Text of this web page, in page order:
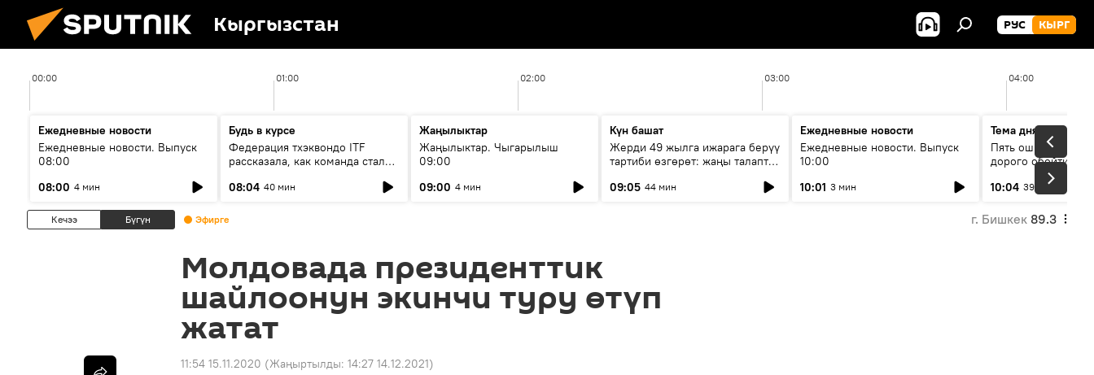
Кыргызстан РУС КЫРГ
00:00 01:00 02:00 03:00 04:00
Ежедневные новости
Ежедневные новости. Выпуск
08:00
08:00 4 мин
Будь в курсе
Федерация тхэквондо ITF
рассказала, как команда стала
08:04 40 мин
Жаңылыктар
Жаңылыктар. Чыгарылыш
09:00
09:00 4 мин
Күн башат
Жерди 49 жылга ижарага берүү
тартиби өзгөрөт: жаңы талаптар
09:05 44 мин
Ежедневные новости
Ежедневные новости. Выпуск
10:00
10:01 3 мин
Тема дня
Пять ошибок
дорого обойтись
10:04 39 мин
Кечээ Бүгүн Эфирге г. Бишкек 89.3
Молдовада президенттик
шайлоонун экинчи туру өтүп
жатат
11:54 15.11.2020 (Жаңыртылды: 14:27 14.12.2021)